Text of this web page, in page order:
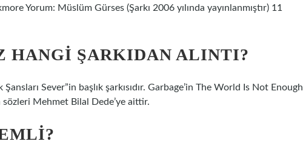
Yorum: Müslüm Gürses (Şarkı 2006 yılında yayınlanmıştır) 11
HANGI ŞARKIDAN ALINTI?
Sever”in başlık şarkısıdır. Garbage’in The World Is Not Enough
sözleri Mehmet Bilal Dede’ye aittir.